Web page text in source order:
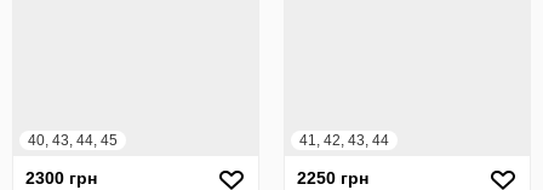
40, 43, 44, 45
2300 грн
41, 42, 43, 44
2250 грн